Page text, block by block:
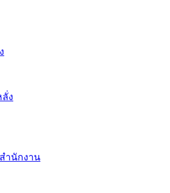
ง
ำนักงาน